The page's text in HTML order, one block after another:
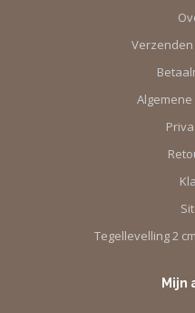
Tegellevelling 2
Mijn